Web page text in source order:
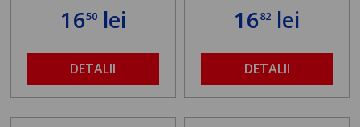
1650lei
DETALII
1682 lei
DETALII